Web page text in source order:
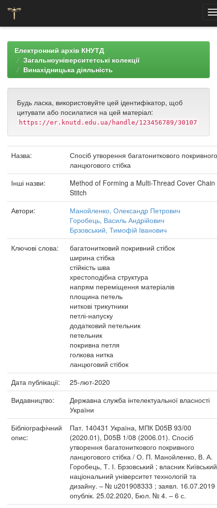
navigationЕлектронний архів КНУТД
Загальноуніверситетські колекції
Винахідницька діяльність
Будь ласка, використовуйте цей ідентифікатор, щоб
цитувати або посилатися на цей матеріал:
https://er.knutd.edu.ua/handle/123456789/30107
Назва:
Спосіб утворення багатониткового покривного
ланцюгового стібка
Інші назви:
Method of Forming a Multi-Thread Cover Chain
Stitch
Автори:
Манойленко, Олександр Петрович
Горобець, Василь Андрійович
Брзовський, Тимофій Іванович
Ключові слова:
багатонитковий покривний стібок
ширина стібка
стійкість шва
хрестоподібна структура
напрям переміщення матеріалів
площина петель
ниткові трикутники
петлі-напуску
додатковий петельник
петельник
покривна петля
голкова нитка
ланцюговий стібок
Дата публікації:
25-лют-2020
Видавництво:
Державна служба інтелектуальної власності
України
Бібліографічний
опис:
Пат. 140431 Україна, МПК D05B 93/00
(2020.01), D05B 1/08 (2006.01). Спосіб
утворення багатониткового покривного
ланцюгового стібка / О. П. Манойленко, В. А.
Горобець, Т. І. Брзовський ; власник Київський
національний університет технологій та
дизайну. – № u201908333 ; заявл. 16.07.2019
опублік. 25.02.2020, Бюл. № 4. – 6 с.